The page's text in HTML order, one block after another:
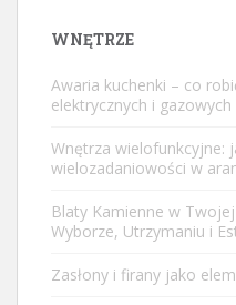
WNĘTRZE
Awaria kuchenki – co
elektrycznych i gazowych
Wnętrza wielofunkcyjne:
wielozadaniowości w
Blaty Kamienne w
Wyborze, Utrzymaniu i
Zasłony i firany jako